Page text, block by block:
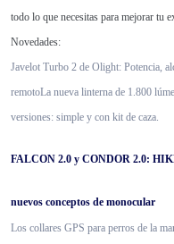
todo lo que necesitas para mejorar tu
Novedades:
Javelot Turbo 2 de Olight: Potencia,
remotoLa nueva linterna de 1.800
versiones: simple y con kit de caza.
FALCON 2.0 y CONDOR 2.0:
nuevos conceptos de monocular
Los collares GPS para perros de la